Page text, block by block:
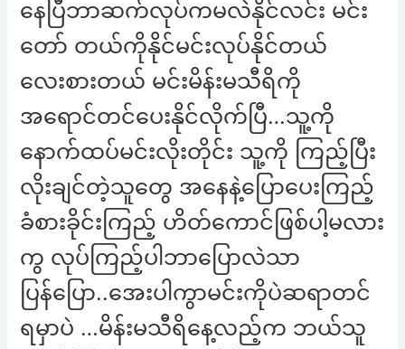
နေပြီဘာဆက်လုပ်ကမလဲနိုင်လင်း မင်း
တော် တယ်ကိုနိုင်မင်းလုပ်နိုင်တယ်
လေးစားတယ် မင်းမိန်းမသီရိကို
အရောင်တင်ပေးနိုင်လိုက်ပြီ…သူ့ကို
နောက်ထပ်မင်းလိုးတိုင်း သူ့ကို ကြည့်ပြီး
လိုးချင်တဲ့သူတွေ အနေနဲ့ပြောပေးကြည့်
ခံစားခိုင်းကြည့် ဟိတ်ကောင်ဖြစ်ပါ့မလား
ကွ လုပ်ကြည့်ပါဘာပြောလဲသာ
ပြန်ပြော..အေးပါကွာမင်းကိုပဲဆရာတင်
ရမှာပဲ …မိန်းမသီရိနေ့လည့်က ဘယ်သူ